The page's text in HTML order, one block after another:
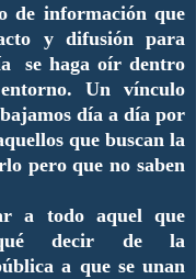
de información que
y difusión para
se haga oír dentro
Un vínculo
día a día por
que buscan la
pero que no saben
a todo aquel que
decir de la
a que se unan